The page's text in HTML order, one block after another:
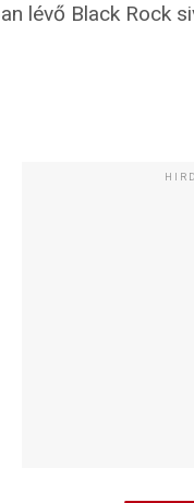
lévő Black Rock